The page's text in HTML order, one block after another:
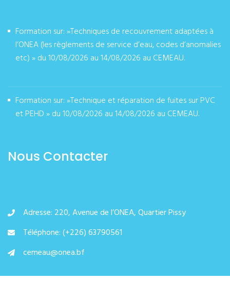
Formation sur: »Techniques de recouvrement adaptées à
l’ONEA (les règlements de service d’eau, codes d’anomalies
etc) » du 10/08/2026 au 14/08/2026 au CEMEAU.
Formation sur: »Technique et réparation de fuites sur PVC
et PEHD » du 10/08/2026 au 14/08/2026 au CEMEAU.
Nous Contacter
Adresse: 220, Avenue de l’ONEA, Quartier Pissy
Téléphone: (+226) 63790561
cemeau@onea.bf